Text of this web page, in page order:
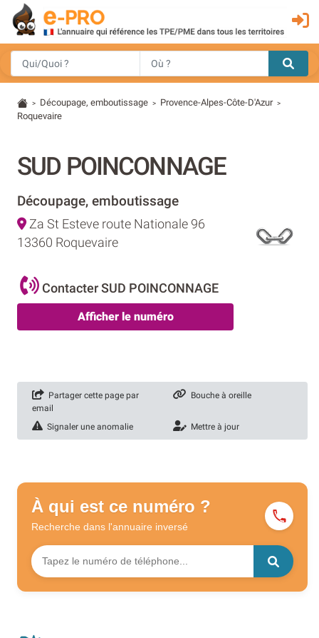
> Découpage, emboutissage > Provence-Alpes-Côte-D'Azur >
Roquevaire
SUD POINCONNAGE
Découpage, emboutissage
Za St Esteve route Nationale 96
13360 Roquevaire
Contacter SUD POINCONNAGE
Afficher le numéro
Partager cette page par
email
Bouche à oreille
Signaler une anomalie Mettre à jour
À qui est ce numéro ?
Recherche dans l'annuaire inversé